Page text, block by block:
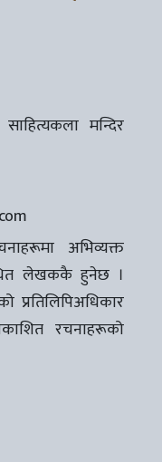
मन्दिर
अभिव्यक्त
लेखककै हुनेछ ।
प्रतिलिपिअधिकार
रचनाहरूको